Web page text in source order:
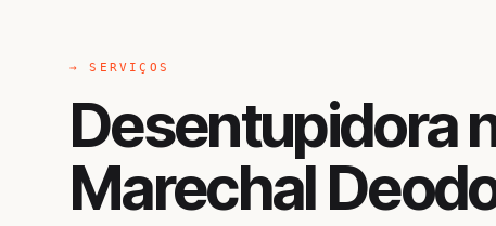
→ SERVIÇOS
Desentupidora
Marechal